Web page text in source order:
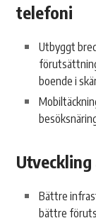
telefoni
Utbyggt
boende i
Bättre
bättre